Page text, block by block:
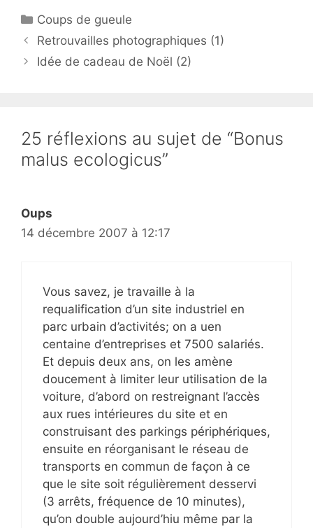
Catégories
Coups de gueule
Retrouvailles photographiques (1)
Idée de cadeau de Noël (2)
25 réflexions au sujet de “Bonus
malus ecologicus”
Oups
14 décembre 2007 à 12:17
Vous savez, je travaille à la
requalification d’un site industriel en
parc urbain d’activités; on a uen
centaine d’entreprises et 7500 salariés.
Et depuis deux ans, on les amène
doucement à limiter leur utilisation de la
voiture, d’abord on restreignant l’accès
aux rues intérieures du site et en
construisant des parkings périphériques,
ensuite en réorganisant le réseau de
transports en commun de façon à ce
que le site soit régulièrement desservi
(3 arrêts, fréquence de 10 minutes),
qu’on double aujourd’hiu même par la